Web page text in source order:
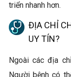
triển nhanh hơn.
ĐỊA CHỈ
UY TÍN?
Ngoài các địa
Người bệnh có